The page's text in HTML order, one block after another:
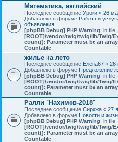
Математика, английский
Последнее сообщение Уроки « 26
Добавлено в форуме Работа и
объявления
[phpBB Debug] PHP Warning: in file
[ROOT]/vendor/twig/twig/lib/Twig/
count(): Parameter must be an
Countable
жилье на лето
Последнее сообщение Елена67 « 26
Добавлено в форуме Предложение
[phpBB Debug] PHP Warning: in file
[ROOT]/vendor/twig/twig/lib/Twig/
count(): Parameter must be an
Countable
Ралли "Нахимов-2018"
Последнее сообщение Сирожа « 27
Добавлено в форуме Новости и
[phpBB Debug] PHP Warning: in file
[ROOT]/vendor/twig/twig/lib/Twig/
count(): Parameter must be an
Countable